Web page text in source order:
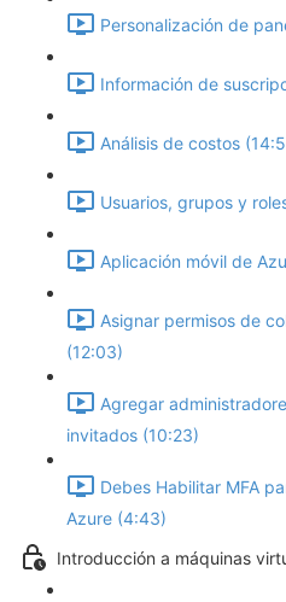
Personalización de
Información de
Análisis de costos
Usuarios, grupos y
Aplicación móvil de
Asignar permisos de
(12:03)
Agregar
invitados (10:23)
Debes Habilitar MFA
Azure (4:43)
Introducción a máquinas